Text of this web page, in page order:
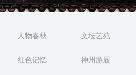
人物春秋 文坛艺苑
红色记忆 神州游屐